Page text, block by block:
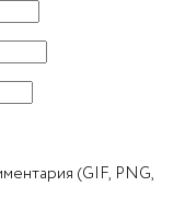
(GIF, PNG,